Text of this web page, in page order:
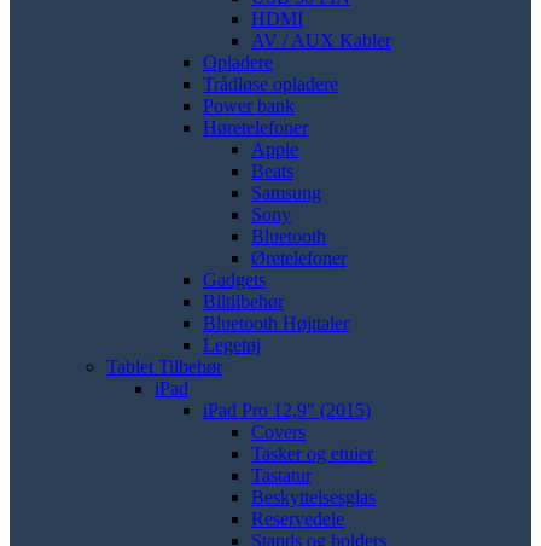
HDMI
AV / AUX Kabler
Opladere
Trådløse opladere
Power bank
Høretelefoner
Apple
Beats
Samsung
Sony
Bluetooth
Øretelefoner
Gadgets
Biltilbehør
Bluetooth Højttaler
Legetøj
Tablet Tilbehør
iPad
iPad Pro 12,9" (2015)
Covers
Tasker og etuier
Tastatur
Beskyttelsesglas
Reservedele
Stands og holders